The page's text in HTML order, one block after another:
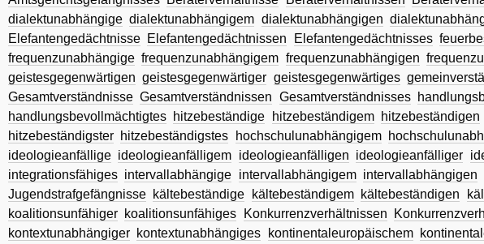
dialektunabhängige dialektunabhängigem dialektunabhängigen
Elefantengedächtnisse Elefantengedächtnissen Elefantengedächtnisses
frequenzunabhängige frequenzunabhängigem frequenzunabhängigen
geistesgegenwärtigen geistesgegenwärtiger geistesgegenwärtiges
Gesamtverständnisse Gesamtverständnissen Gesamtverständnisses
handlungsbevollmächtigtes hitzebeständige hitzebeständigem hitzebeständigen
hitzebeständigster hitzebeständigstes hochschulunabhängigem
ideologieanfällige ideologieanfälligem ideologieanfälligen ideologieanfälliger
integrationsfähiges intervallabhängige intervallabhängigem intervallabhängigen
Jugendstrafgefängnisse kältebeständige kältebeständigem kältebeständigen
koalitionsunfähiger koalitionsunfähiges Konkurrenzverhältnissen
kontextunabhängiger kontextunabhängiges kontinentaleuropäischem